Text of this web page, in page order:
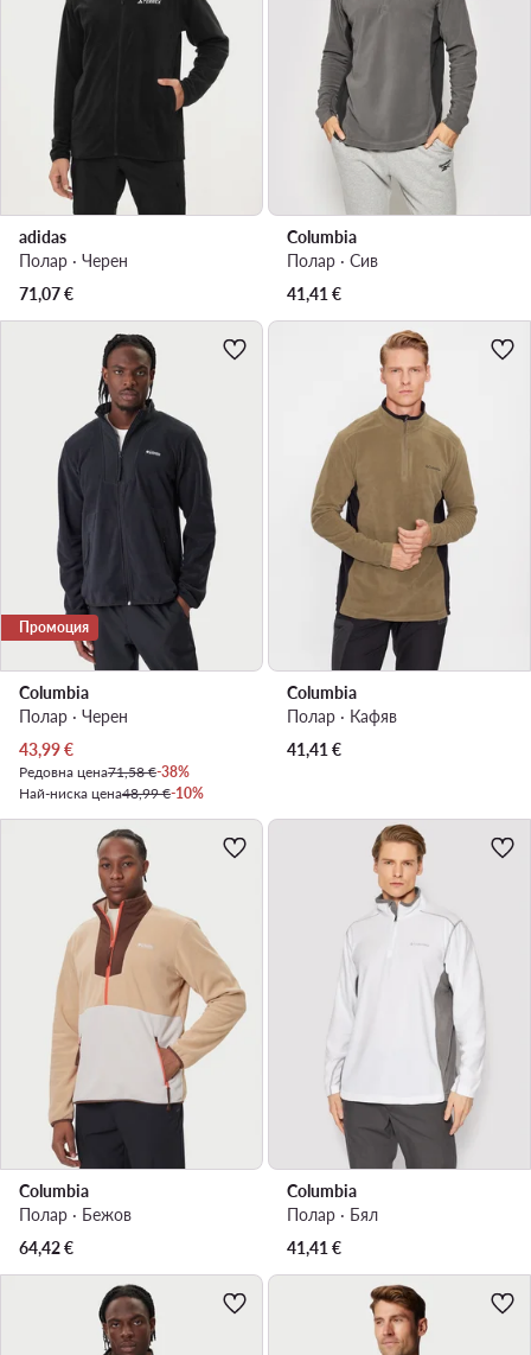
adidas
Полар · Черен
71,07€
Columbia
Полар · Сив
41,41€
Промоция
Columbia
Полар · Черен
Актуална цена
43,99€
Редовна цена71,58 €-38%
Най-ниска цена48,99 €-10%
Columbia
Полар · Кафяв
41,41 €
Columbia
Полар · Бежов
64,42€
Columbia
Полар · Бял
41,41 €